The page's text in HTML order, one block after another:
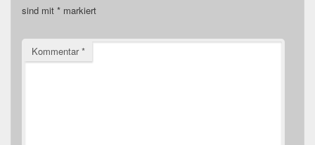
sind mit * markiert
Kommentar*